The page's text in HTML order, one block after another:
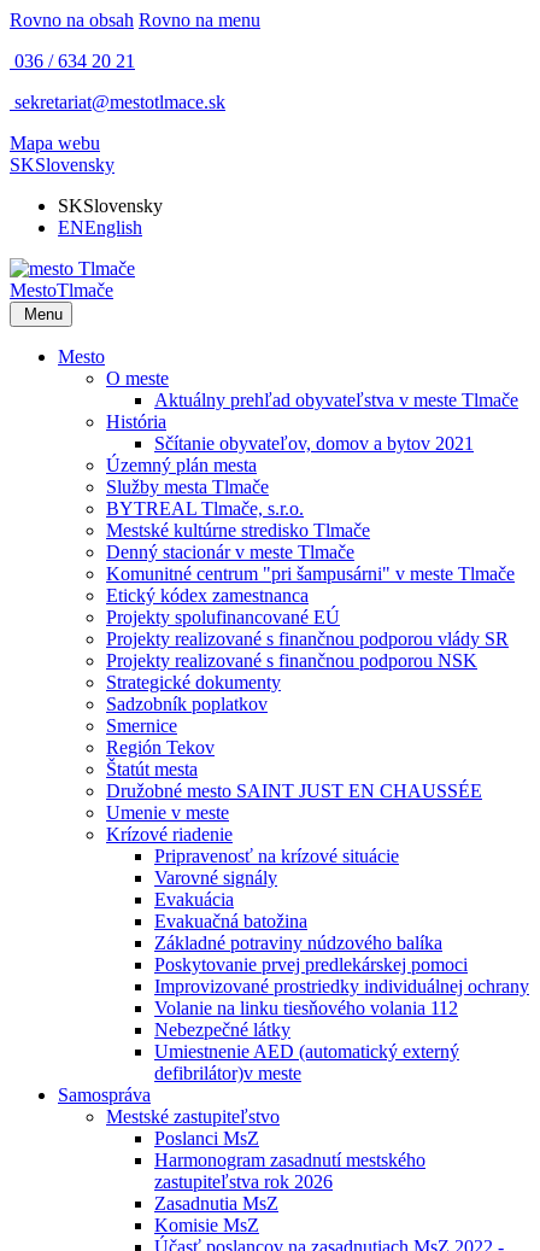
Rovno na obsah Rovno na menu
036 / 634 20 21
sekretariat@mestotlmace.sk
Mapa webu
SKSlovensky
SKSlovensky
ENEnglish
MestoTlmače
Menu
Mesto
O meste
Aktuálny prehľad obyvateľstva v meste Tlmače
História
Sčítanie obyvateľov, domov a bytov 2021
Územný plán mesta
Služby mesta Tlmače
BYTREAL Tlmače, s.r.o.
Mestské kultúrne stredisko Tlmače
Denný stacionár v meste Tlmače
Komunitné centrum "pri šampusárni" v meste Tlmače
Etický kódex zamestnanca
Projekty spolufinancované EÚ
Projekty realizované s finančnou podporou vlády SR
Projekty realizované s finančnou podporou NSK
Strategické dokumenty
Sadzobník poplatkov
Smernice
Región Tekov
Štatút mesta
Družobné mesto SAINT JUST EN CHAUSSÉE
Umenie v meste
Krízové riadenie
Pripravenosť na krízové situácie
Varovné signály
Evakuácia
Evakuačná batožina
Základné potraviny núdzového balíka
Poskytovanie prvej predlekárskej pomoci
Improvizované prostriedky individuálnej ochrany
Volanie na linku tiesňového volania 112
Nebezpečné látky
Umiestnenie AED (automatický externý
defibrilátor)v meste
Samospráva
Mestské zastupiteľstvo
Poslanci MsZ
Harmonogram zasadnutí mestského
zastupiteľstva rok 2026
Zasadnutia MsZ
Komisie MsZ
Účasť poslancov na zasadnutiach MsZ 2022 -